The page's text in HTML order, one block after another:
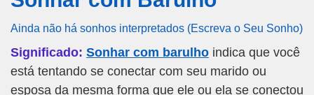
Ainda não há sonhos interpretados (Escreva o Seu Sonho)
Significado: Sonhar com barulho indica que você
está tentando se conectar com seu marido ou
esposa da mesma forma que ele ou ela se conectou